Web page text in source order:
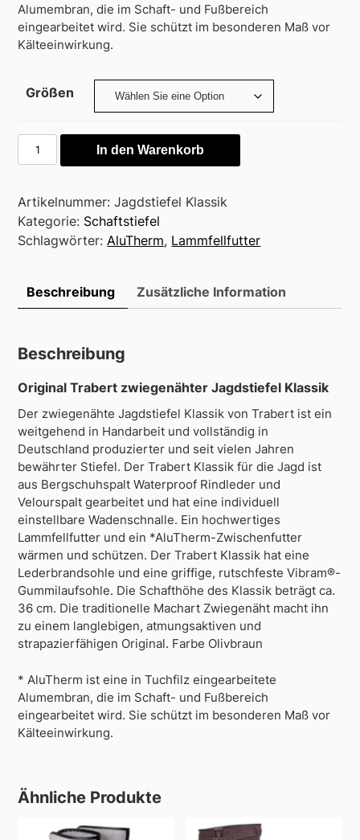
Alumembran, die im Schaft- und Fußbereich
eingearbeitet wird. Sie schützt im besonderen Maß vor
Kälteeinwirkung.
Größen
Jagdstiefel
Klassik
Menge
In den Warenkorb
Artikelnummer:Jagdstiefel Klassik
Kategorie: Schaftstiefel
Schlagwörter:AluTherm, Lammfellfutter
Beschreibung Zusätzliche Information
Beschreibung
Original Trabert zwiegenähter Jagdstiefel Klassik
Der zwiegenähte Jagdstiefel Klassik von Trabert ist ein
weitgehend in Handarbeit und vollständig in
Deutschland produzierter und seit vielen Jahren
bewährter Stiefel. Der Trabert Klassik für die Jagd ist
aus Bergschuhspalt Waterproof Rindleder und
Velourspalt gearbeitet und hat eine individuell
einstellbare Wadenschnalle. Ein hochwertiges
Lammfellfutter und ein *AluTherm-Zwischenfutter
wärmen und schützen. Der Trabert Klassik hat eine
Lederbrandsohle und eine griffige, rutschfeste Vibram®-
Gummilaufsohle. Die Schafthöhe des Klassik beträgt ca.
36 cm. Die traditionelle Machart Zwiegenäht macht ihn
zu einem langlebigen, atmungsaktiven und
strapazierfähigen Original. Farbe Olivbraun
* AluTherm ist eine in Tuchfilz eingearbeitete
Alumembran, die im Schaft- und Fußbereich
eingearbeitet wird. Sie schützt im besonderen Maß vor
Kälteeinwirkung.
Ähnliche Produkte